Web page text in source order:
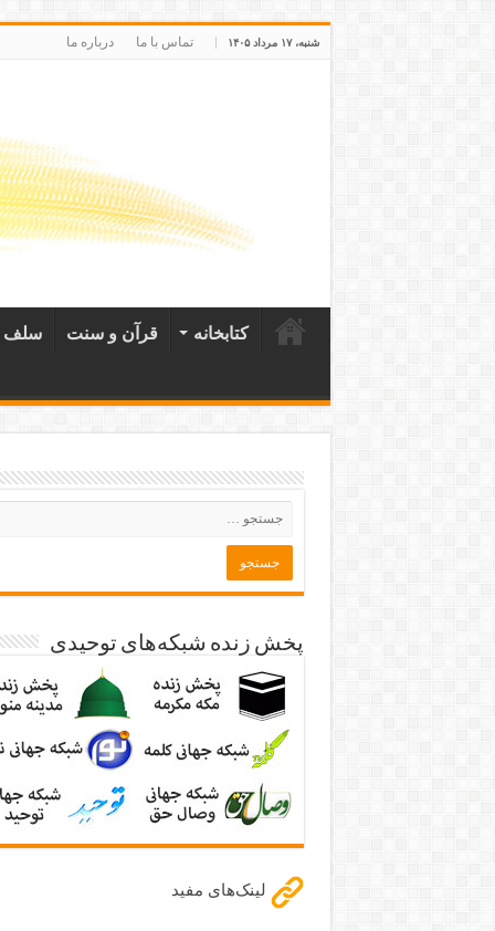
شنبه، ۱۷ مرداد ۱۴۰۵ تماس با ما درباره ما
کتابخانه قرآن و سنت سلف
پخش زنده شبکه‌های توحیدی
لینک‌های مفید